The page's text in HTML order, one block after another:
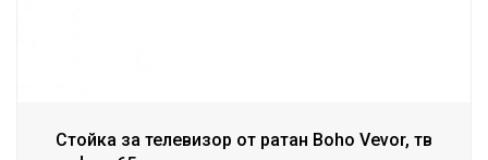
Стойка за телевизор от ратан Boho Vevor, тв